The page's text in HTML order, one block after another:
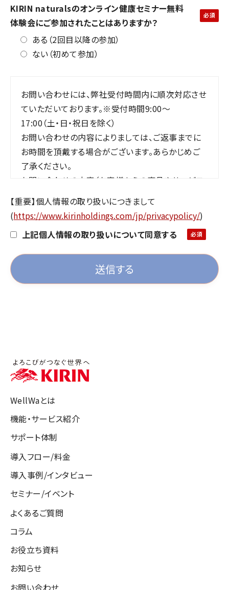
KIRIN naturalsのオンライン健康セミナー無料
体験会にご参加されたことはありますか？
ある（2回目以降の参加）
ない（初めて参加）
お問い合わせには、弊社受付時間内に順次対応させ
ていただいております。※受付時間9:00～
17:00（土・日・祝日を除く）
お問い合わせの内容によりましては、ご返事までに
お時間を頂戴する場合がございます。あらかじめご
了承ください。
お問い合わせの内容（お客様からの商品やサービス
のご案内及びご紹介など）によりましては、ご返事い
たしかねる場合がございます。あらかじめご了承くだ
さい。
私どもからご依頼した場合を除き、アイデア等のご提
案をお受けすることは遠慮させていただいておりま
ご連絡いただいた場合、ご返信はいたしかねますの
個人情報保護の観点から、過去のお問い合わせにつ
きましては、一定期間経過後、消去させていただく場
合がございます。
ォームを開いたまま一定時間経過すると自動的に接
続が切れる設定になっておりますのでご注意くださ
い。
【重要】個人情報の取り扱いにつきまして
(https://www.kirinholdings.com/jp/privacypolicy/)
上記個人情報の取り扱いについて同意する
WellWaとは
機能・サービス紹介
サポート体制
導入フロー/料金
導入事例/インタビュー
セミナー/イベント
よくあるご質問
コラム
お役立ち資料
お知らせ
お問い合わせ